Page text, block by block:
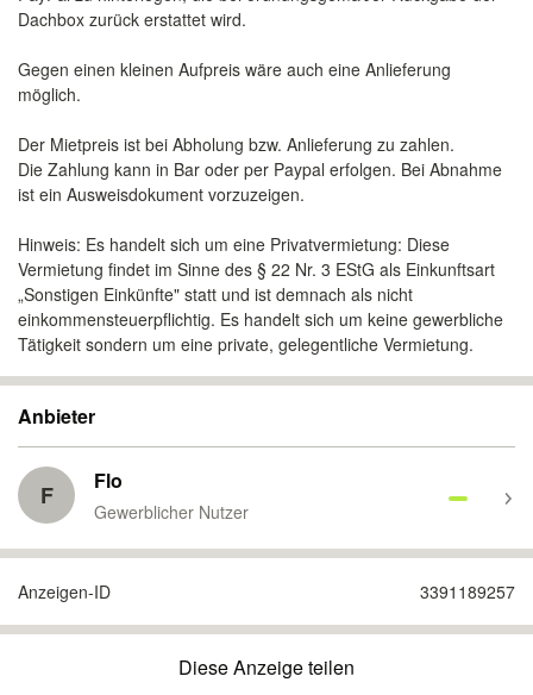
Dachbox zurück erstattet wird.
Gegen einen kleinen Aufpreis wäre auch eine Anlieferung
möglich.
Der Mietpreis ist bei Abholung bzw. Anlieferung zu zahlen.
Die Zahlung kann in Bar oder per Paypal erfolgen. Bei Abnahme
ist ein Ausweisdokument vorzuzeigen.
Hinweis: Es handelt sich um eine Privatvermietung: Diese
Vermietung findet im Sinne des § 22 Nr. 3 EStG als Einkunftsart
„Sonstigen Einkünfte" statt und ist demnach als nicht
einkommensteuerpflichtig. Es handelt sich um keine gewerbliche
Tätigkeit sondern um eine private, gelegentliche Vermietung.
Anbieter
F Flo
Gewerblicher Nutzer
Anzeigen-ID 3391189257
Diese Anzeige teilen